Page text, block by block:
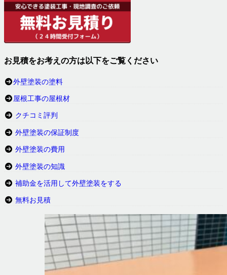
お見積をお考えの方は以下をご覧ください
外壁塗装の塗料
屋根工事の屋根材
クチコミ評判
外壁塗装の保証制度
外壁塗装の費用
外壁塗装の知識
補助金を活用して外壁塗装をする
無料お見積